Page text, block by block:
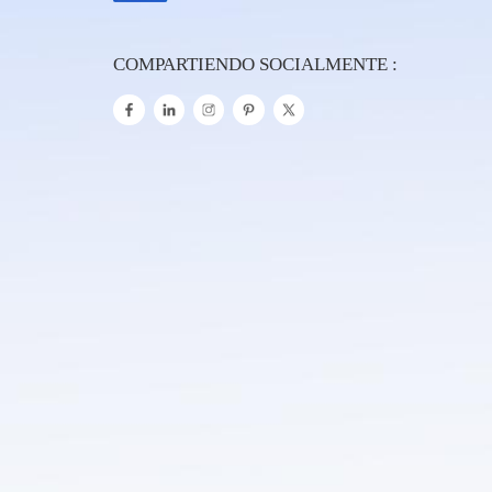
COMPARTIENDO SOCIALMENTE :